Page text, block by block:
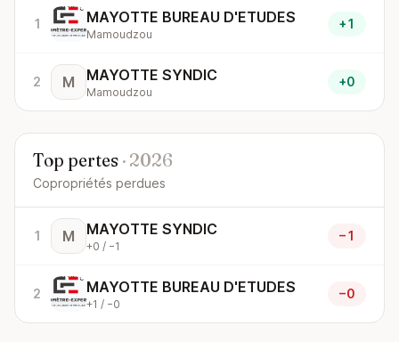
1 MAYOTTE BUREAU D'ETUDES
Mamoudzou
+1
2 M MAYOTTE SYNDIC
Mamoudzou
+0
Top pertes · 2026
Copropriétés perdues
1 M MAYOTTE SYNDIC
+0 / −1
−1
2 MAYOTTE BUREAU D'ETUDES
+1 / −0
−0